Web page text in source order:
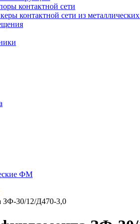
контактной сети
контактной сети из
ФМ
ЗФ-30/12/Д470-3,0